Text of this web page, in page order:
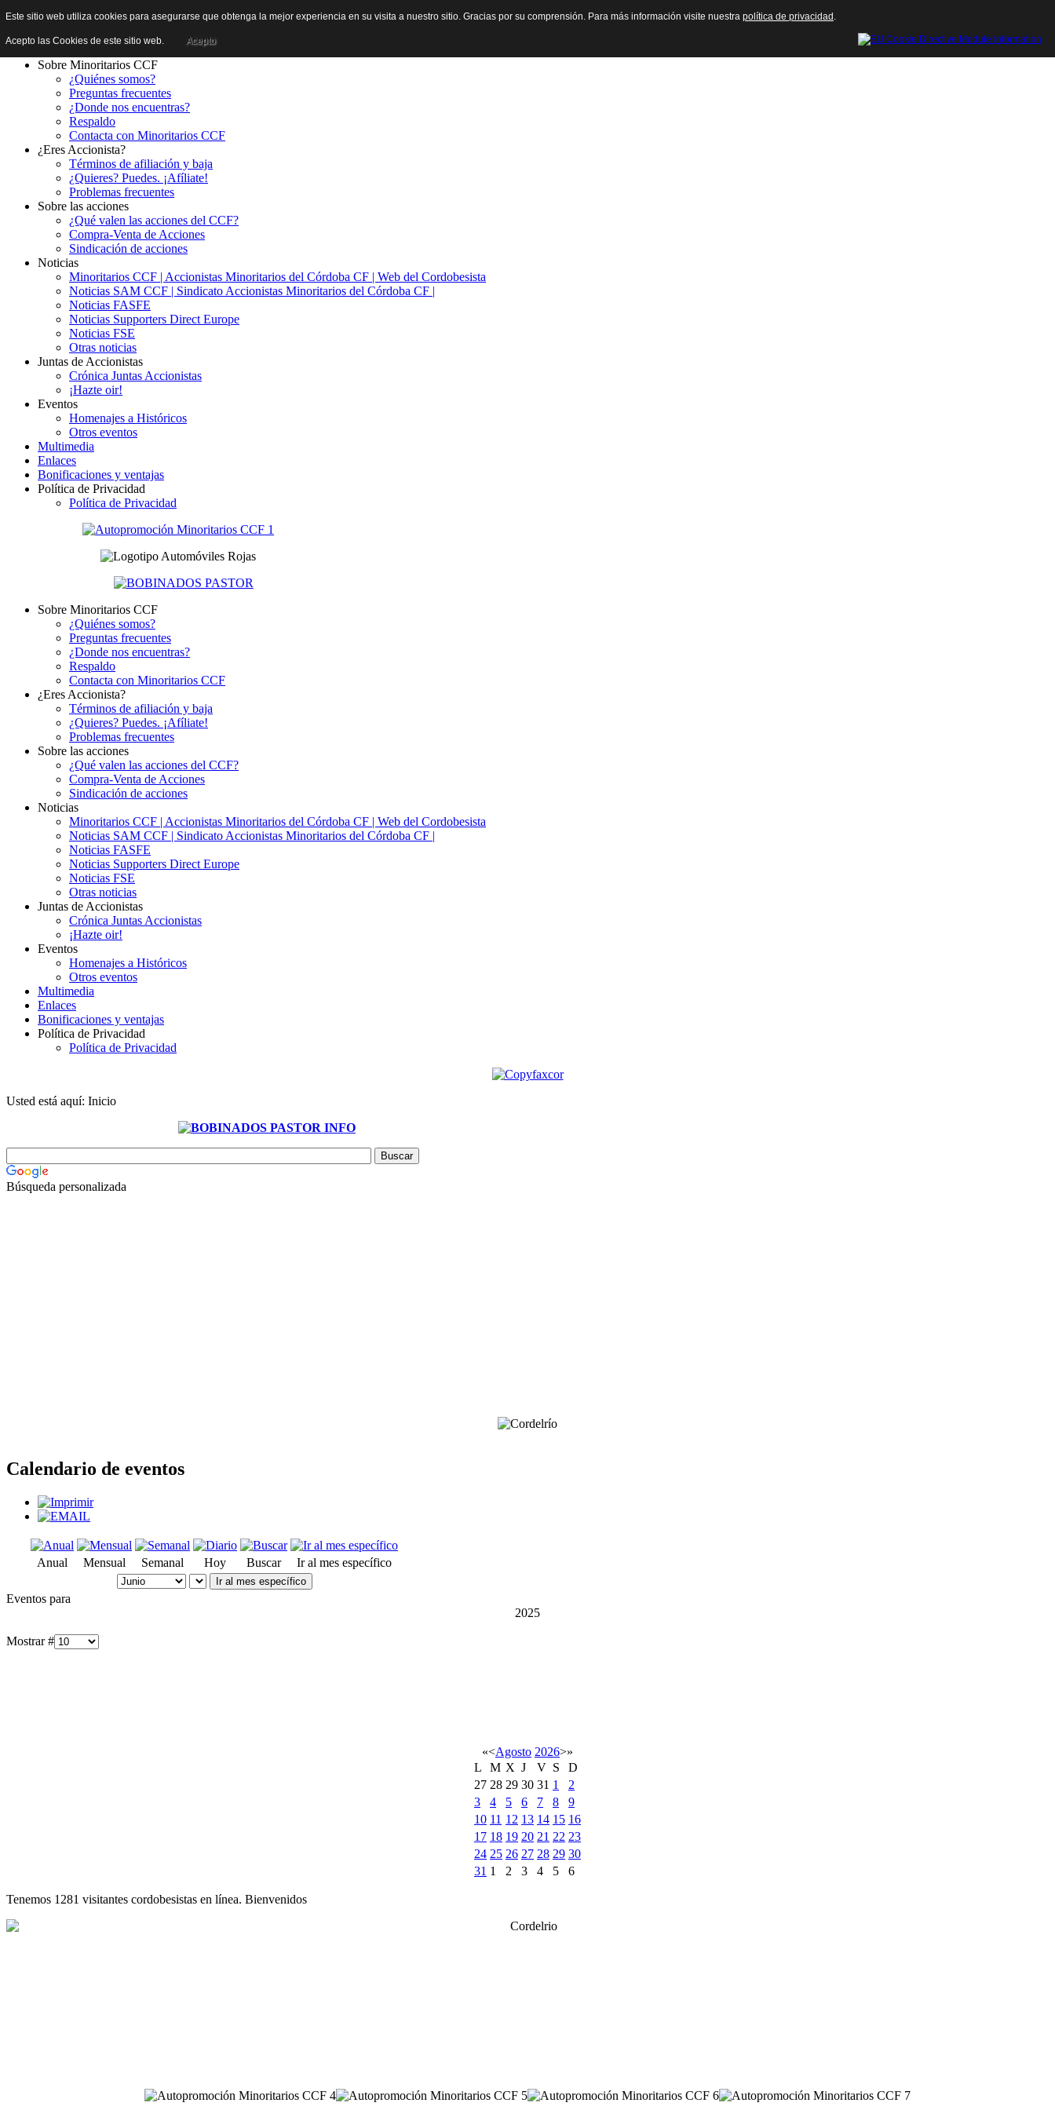
Sobre Minoritarios CCF
¿Quiénes somos?
Preguntas frecuentes
¿Donde nos encuentras?
Respaldo
Contacta con Minoritarios CCF
¿Eres Accionista?
Términos de afiliación y baja
¿Quieres? Puedes. ¡Afíliate!
Problemas frecuentes
Sobre las acciones
¿Qué valen las acciones del CCF?
Compra-Venta de Acciones
Sindicación de acciones
Noticias
Minoritarios CCF | Accionistas Minoritarios del Córdoba CF | Web del Cordobesista
Noticias SAM CCF | Sindicato Accionistas Minoritarios del Córdoba CF |
Noticias FASFE
Noticias Supporters Direct Europe
Noticias FSE
Otras noticias
Juntas de Accionistas
Crónica Juntas Accionistas
¡Hazte oir!
Eventos
Homenajes a Históricos
Otros eventos
Multimedia
Enlaces
Bonificaciones y ventajas
Política de Privacidad
Política de Privacidad
Sobre Minoritarios CCF
¿Quiénes somos?
Preguntas frecuentes
¿Donde nos encuentras?
Respaldo
Contacta con Minoritarios CCF
¿Eres Accionista?
Términos de afiliación y baja
¿Quieres? Puedes. ¡Afíliate!
Problemas frecuentes
Sobre las acciones
¿Qué valen las acciones del CCF?
Compra-Venta de Acciones
Sindicación de acciones
Noticias
Minoritarios CCF | Accionistas Minoritarios del Córdoba CF | Web del Cordobesista
Noticias SAM CCF | Sindicato Accionistas Minoritarios del Córdoba CF |
Noticias FASFE
Noticias Supporters Direct Europe
Noticias FSE
Otras noticias
Juntas de Accionistas
Crónica Juntas Accionistas
¡Hazte oir!
Eventos
Homenajes a Históricos
Otros eventos
Multimedia
Enlaces
Bonificaciones y ventajas
Política de Privacidad
Política de Privacidad
Usted está aquí: Inicio
Búsqueda personalizada
Calendario de eventos
Anual Mensual Semanal Hoy Buscar Ir al mes específico
Ir al mes específico
Eventos para
2025
Mostrar #
«<Agosto 2026>»
L
M X J V S
D
27 28 29 30 31 1
2
3
4 5 6 7 8
9
10 11 12 13 14 15 16
17 18 19 20 21 22 23
24 25 26 27 28 29 30
31 1 2 3 4 5 6
Tenemos 1281 visitantes cordobesistas en línea. Bienvenidos
Este sitio web utiliza cookies para asegurarse que obtenga la mejor experiencia en su visita a nuestro sitio. Gracias por su comprensión. Para más información visite nuestra política de privacidad .
Acepto las Cookies de este sitio web. Acepto